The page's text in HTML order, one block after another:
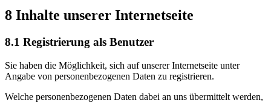
8 Inhalte unserer Internetseite
8.1 Registrierung als Benutzer
Sie haben die Möglichkeit, sich auf unserer Internetseite unter
Angabe von personenbezogenen Daten zu registrieren.
Welche personenbezogenen Daten dabei an uns übermittelt werden,